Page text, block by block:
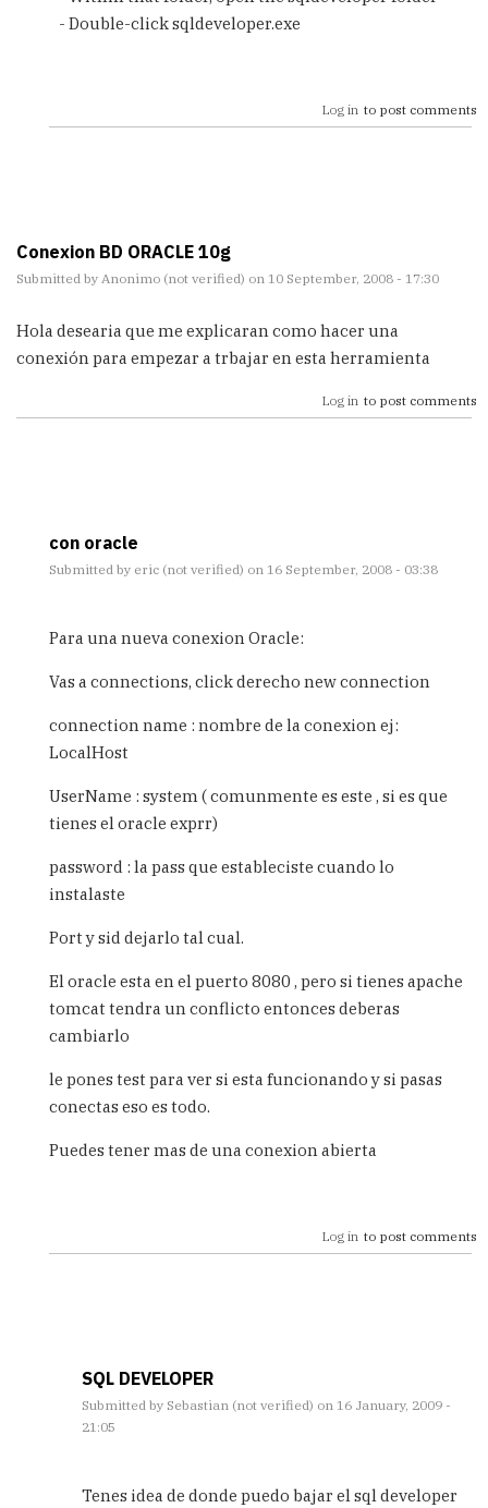
- Double-click sqldeveloper.exe
Log in to post comments
Conexion BD ORACLE 10g
Submitted by Anonimo (not verified) on 10 September, 2008 - 17:30
Hola desearia que me explicaran como hacer una
conexión para empezar a trbajar en esta herramienta
Log in to post comments
con oracle
Submitted by eric (not verified) on 16 September, 2008 - 03:38
reply
Conexion
by
(not
verified)
Para una nueva conexion Oracle:
Vas a connections, click derecho new connection
connection name : nombre de la conexion ej:
LocalHost
UserName : system ( comunmente es este , si es que
tienes el oracle exprr)
password : la pass que estableciste cuando lo
instalaste
Port y sid dejarlo tal cual.
El oracle esta en el puerto 8080 , pero si tienes apache
tomcat tendra un conflicto entonces deberas
cambiarlo
le pones test para ver si esta funcionando y si pasas
conectas eso es todo.
Puedes tener mas de una conexion abierta
Log in to post comments
SQL DEVELOPER
Submitted by Sebastian (not verified) on 16 January, 2009 -
21:05
reply
Tenes idea de donde puedo bajar el sql developer